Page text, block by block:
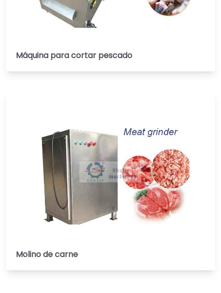
Máquina para cortar pescado
Molino de carne